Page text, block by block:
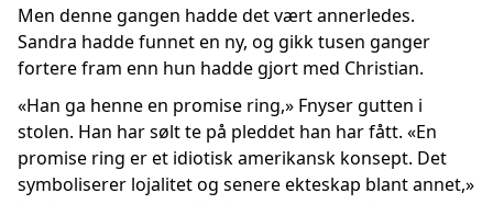
Men denne gangen hadde det vært annerledes.
Sandra hadde funnet en ny, og gikk tusen ganger
fortere fram enn hun hadde gjort med Christian.
«Han ga henne en promise ring,» Fnyser gutten i
stolen. Han har sølt te på pleddet han har fått. «En
promise ring er et idiotisk amerikansk konsept. Det
symboliserer lojalitet og senere ekteskap blant annet,»